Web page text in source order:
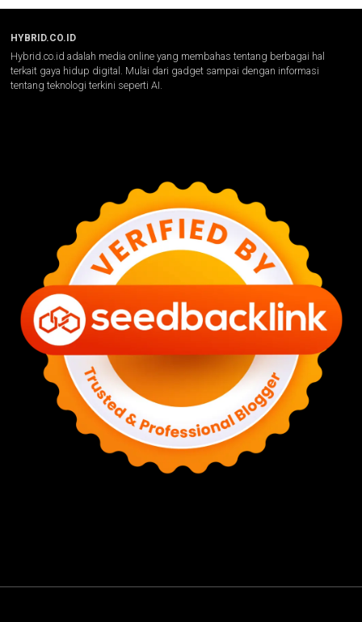
HYBRID.CO.ID
Hybrid.co.id adalah media online yang membahas tentang berbagai hal
terkait gaya hidup digital. Mulai dari gadget sampai dengan informasi
tentang teknologi terkini seperti AI.